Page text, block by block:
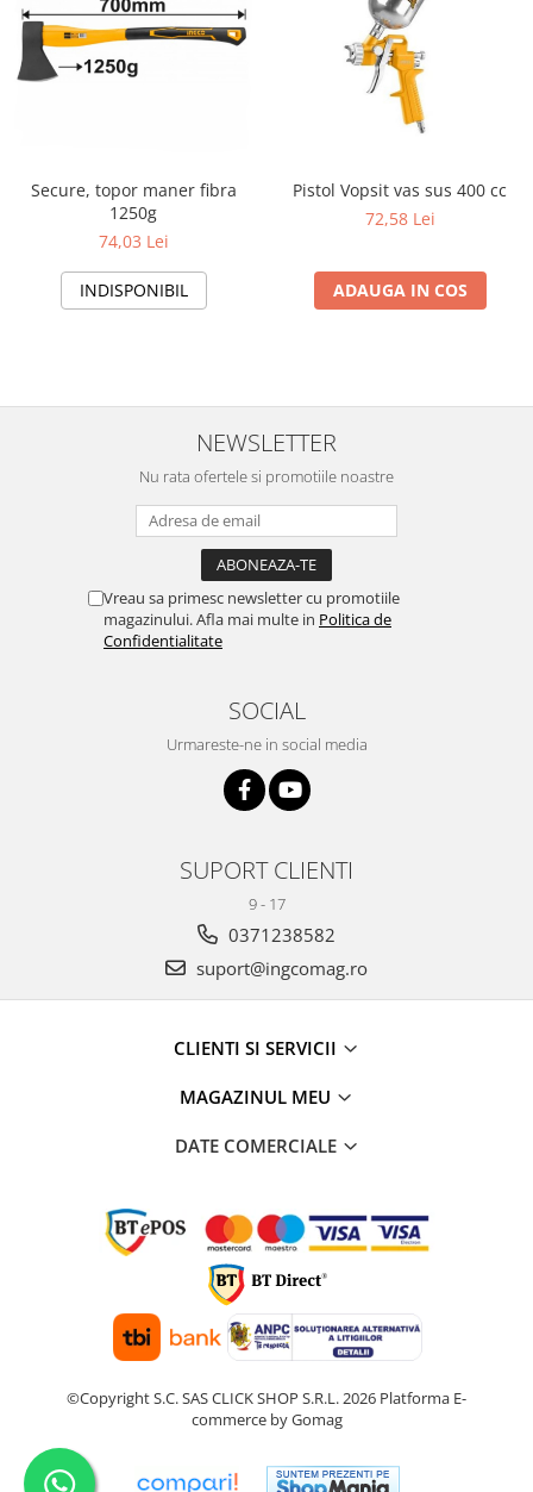
Secure, topor maner fibra
1250g
74,03 Lei
INDISPONIBIL
Pistol Vopsit vas sus 400 cc
72,58 Lei
ADAUGA IN COS
NEWSLETTER
Nu rata ofertele si promotiile noastre
Vreau sa primesc newsletter cu promotiile
magazinului. Afla mai multe in Politica de
Confidentialitate
SOCIAL
Urmareste-ne in social media
SUPORT CLIENTI
9 - 17
0371238582
suport@ingcomag.ro
CLIENTI SI SERVICII
MAGAZINUL MEU
DATE COMERCIALE
©Copyright S.C. SAS CLICK SHOP S.R.L. 2026 Platforma E-
commerce by Gomag